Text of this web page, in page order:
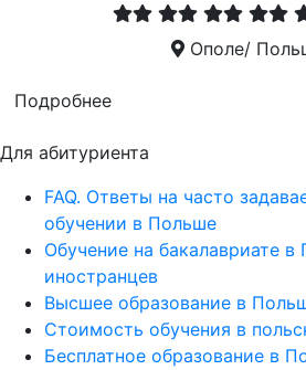
Ополе/
Подробнее
Для абитуриента
FAQ. Ответы на часто
обучении в Польше
Обучение на бакалавриате
иностранцев
Высшее образование в
Стоимость обучения в
Бесплатное образование в